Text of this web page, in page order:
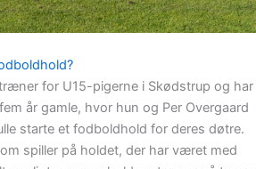
for U15-pigerne i Skødstrup og har
år gamle, hvor hun og Per Overgaard
starte et fodboldhold for deres døtre.
spiller på holdet, der har været med